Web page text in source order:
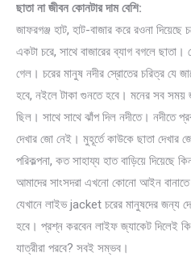
ছাতা না জীবন কোনটার দাম বেশি:
জাফরগঞ্জ হাট, হাট-বাজার করে রওনা
একটা চরে, সাথে বাজারের ব্যাগ বগলে
গেল। চরের মানুষ নদীর স্রোতের চরিত্র যে
হবে, নইলে টাকা গুনতে হবে। মনের সব সময়
ছিল। সাথে সাথে ঝাঁপ দিল নদীতে। নদীতে
দেখার জো নেই। মুহূর্তে কাউকে ছাতা
পরিকল্পনা, কত সাহায্য হাত বাড়িয়ে দিয়েছে
আমাদের সাংসদরা এখনো কোনো আইন বানাতে
যেখানে লাইভ jacket চরের মানুষদের জন্য
হবে। প্রশ্ন করবেন লাইফ জ্যাকেট দিলেই
যাত্রীরা পরবে? সবই সম্ভব।